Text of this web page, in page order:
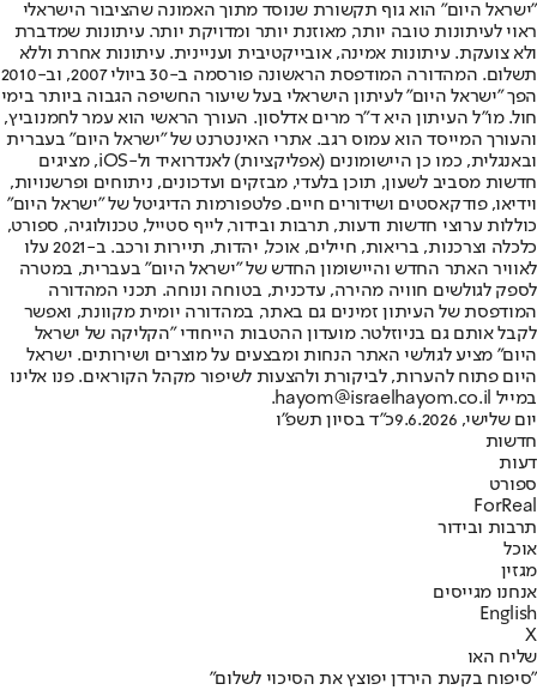
"ישראל היום" הוא גוף תקשורת שנוסד מתוך האמונה שהציבור הישראלי
ראוי לעיתונות טובה יותר, מאוזנת יותר ומדויקת יותר. עיתונות שמדברת
ולא צועקת. עיתונות אמינה, אובייקטיבית ועניינית. עיתונות אחרת וללא
תשלום. המהדורה המודפסת הראשונה פורסמה ב-30 ביולי 2007, וב-2010
הפך "ישראל היום" לעיתון הישראלי בעל שיעור החשיפה הגבוה ביותר בימי
חול. מו"ל העיתון היא ד"ר מרים אדלסון. העורך הראשי הוא עמר לחמנוביץ,
והעורך המייסד הוא עמוס רגב. אתרי האינטרנט של "ישראל היום" בעברית
ובאנגלית, כמו כן היישומונים (אפליקציות) לאנדרואיד ול-iOS, מציגים
חדשות מסביב לשעון, תוכן בלעדי, מבזקים ועדכונים, ניתוחים ופרשנויות,
וידיאו, פודקאסטים ושידורים חיים. פלטפורמות הדיגיטל של "ישראל היום"
כוללות ערוצי חדשות ודעות, תרבות ובידור, לייף סטייל, טכנולוגיה, ספורט,
כלכלה וצרכנות, בריאות, חיילים, אוכל, יהדות, תיירות ורכב. ב-2021 עלו
לאוויר האתר החדש והיישומון החדש של "ישראל היום" בעברית, במטרה
לספק לגולשים חוויה מהירה, עדכנית, בטוחה ונוחה. תכני המהדורה
המודפסת של העיתון זמינים גם באתר, במהדורה יומית מקוונת, ואפשר
לקבל אותם גם בניוזלטר. מועדון ההטבות הייחודי "הקליקה של ישראל
היום" מציע לגולשי האתר הנחות ומבצעים על מוצרים ושירותים. ישראל
היום פתוח להערות, לביקורת ולהצעות לשיפור מקהל הקוראים. פנו אלינו
במייל hayom@israelhayom.co.il.
יום שלישי, 9.6.2026
כ"ד בסיון תשפ"ו
חדשות
דעות
ספורט
ForReal
תרבות ובידור
אוכל
מגזין
אנחנו מגייסים
English
X
שליח האו
"סיפוח בקעת הירדן יפוצץ את הסיכוי לשלום"